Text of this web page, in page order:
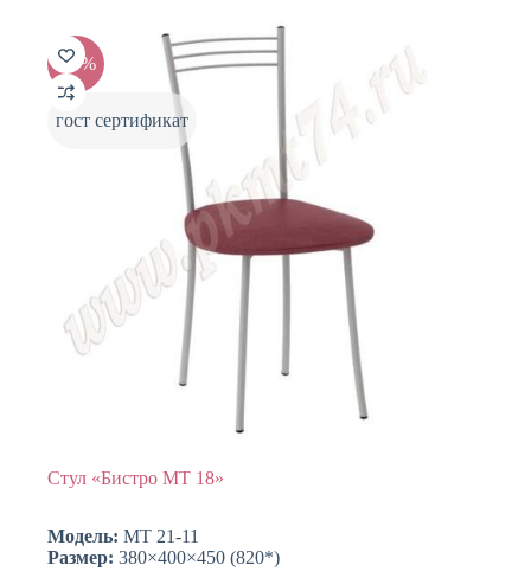
-20%
гост сертификат
Стул «Бистро МТ 18»
Модель: МТ 21-11
Размер: 380×400×450 (820*)